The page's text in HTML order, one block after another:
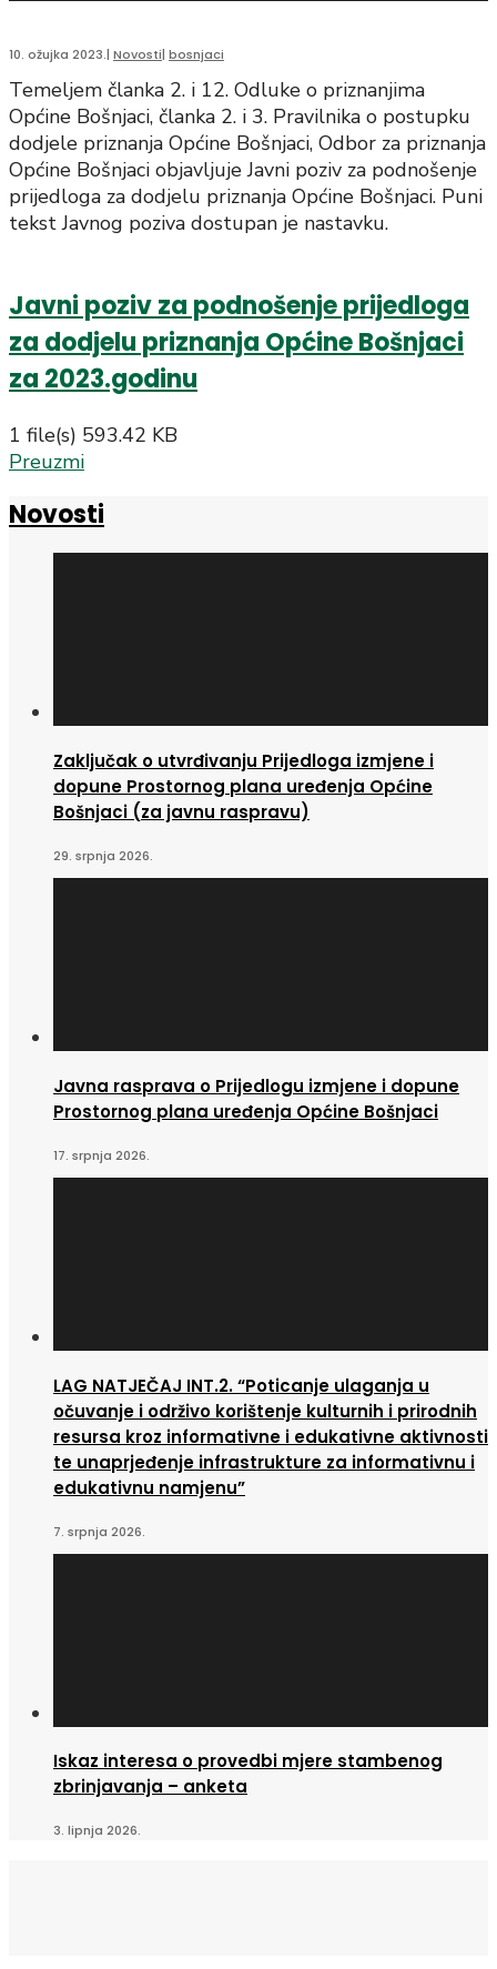
10. ožujka 2023.| Novosti| bosnjaci
Temeljem članka 2. i 12. Odluke o priznanjima
Općine Bošnjaci, članka 2. i 3. Pravilnika o postupku
dodjele priznanja Općine Bošnjaci, Odbor za priznanja
Općine Bošnjaci objavljuje Javni poziv za podnošenje
prijedloga za dodjelu priznanja Općine Bošnjaci. Puni
tekst Javnog poziva dostupan je nastavku.
Javni poziv za podnošenje prijedloga
za dodjelu priznanja Općine Bošnjaci
za 2023.godinu
1 file(s) 593.42 KB
Preuzmi
Novosti
Zaključak o utvrđivanju Prijedloga izmjene i
dopune Prostornog plana uređenja Općine
Bošnjaci (za javnu raspravu)
29. srpnja 2026.
Javna rasprava o Prijedlogu izmjene i dopune
Prostornog plana uređenja Općine Bošnjaci
17. srpnja 2026.
LAG NATJEČAJ INT.2. “Poticanje ulaganja u
očuvanje i održivo korištenje kulturnih i prirodnih
resursa kroz informativne i edukativne aktivnosti
te unaprjeđenje infrastrukture za informativnu i
edukativnu namjenu”
7. srpnja 2026.
Iskaz interesa o provedbi mjere stambenog
zbrinjavanja – anketa
3. lipnja 2026.